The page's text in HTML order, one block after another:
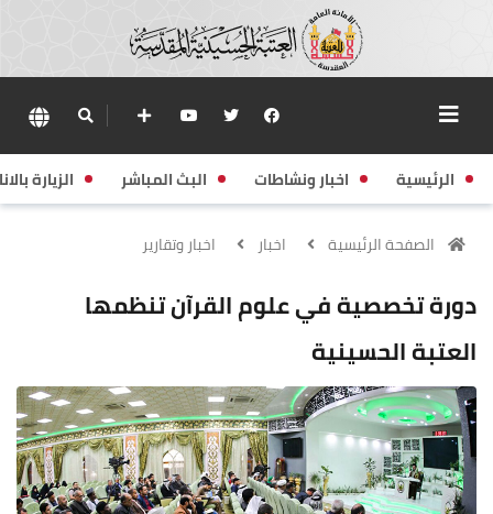
الرئيسية اخبار ونشاطات البث المباشر الزيارة
الصفحة الرئيسية اخبار اخبار وتقارير
دورة تخصصية في علوم القرآن تنظمها
العتبة الحسينية